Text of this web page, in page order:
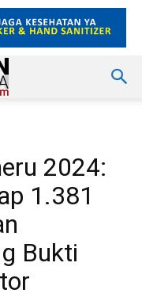
2024:
1.381
Bukti